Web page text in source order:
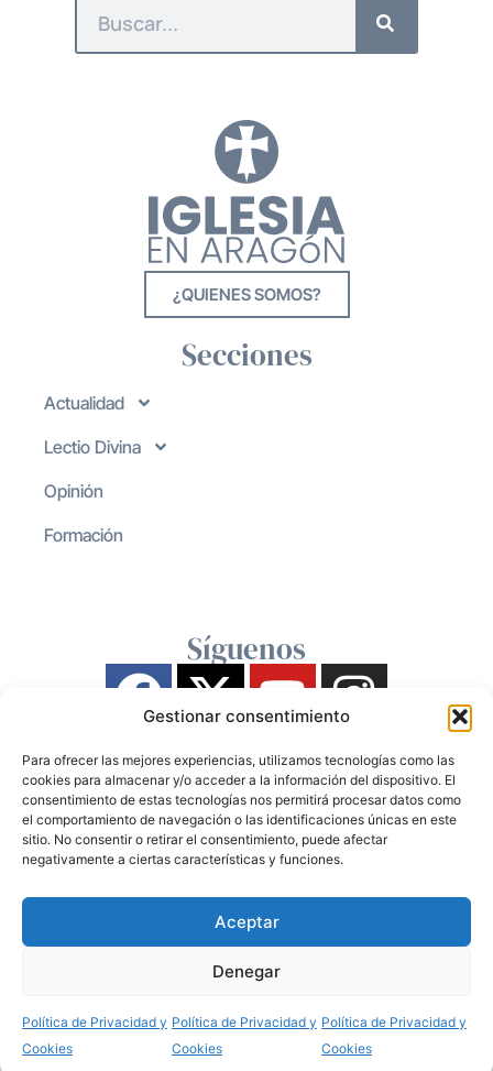
Gestionar consentimiento
Para ofrecer las mejores experiencias, utilizamos tecnologías como las
cookies para almacenar y/o acceder a la información del dispositivo. El
consentimiento de estas tecnologías nos permitirá procesar datos como
el comportamiento de navegación o las identificaciones únicas en este
sitio. No consentir o retirar el consentimiento, puede afectar
negativamente a ciertas características y funciones.
Aceptar
Denegar
Política de Privacidad y
Cookies
Política de Privacidad y
Cookies
Política de Privacidad y
Cookies
¿QUIENES SOMOS?
Secciones
Actualidad
Lectio Divina
Opinión
Formación
Síguenos